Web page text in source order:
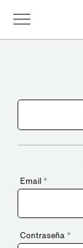
Email *
Contraseña *